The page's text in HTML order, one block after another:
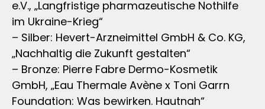
e.V., „Langfristige pharmazeutische Nothilfe
im Ukraine-Krieg“
– Silber: Hevert-Arzneimittel GmbH & Co. KG,
„Nachhaltig die Zukunft gestalten“
– Bronze: Pierre Fabre Dermo-Kosmetik
GmbH, „Eau Thermale Avène x Toni Garrn
Foundation: Was bewirken. Hautnah“